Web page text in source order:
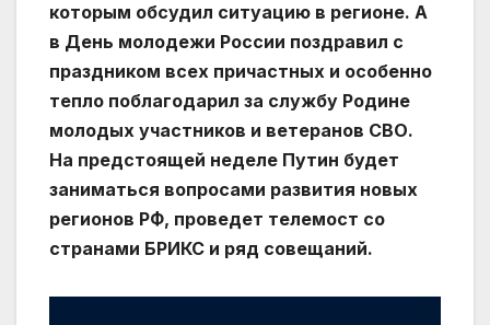
которым обсудил ситуацию в регионе. А
в День молодежи России поздравил с
праздником всех причастных и особенно
тепло поблагодарил за службу Родине
молодых участников и ветеранов СВО.
На предстоящей неделе Путин будет
заниматься вопросами развития новых
регионов РФ, проведет телемост со
странами БРИКС и ряд совещаний.